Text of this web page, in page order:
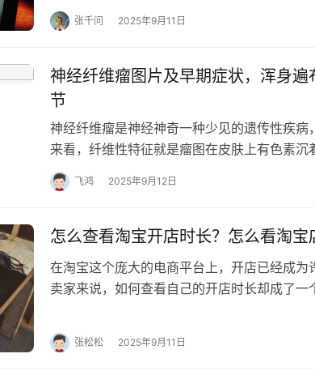
张千问 2025年9月11日
神经纤维瘤图片及早期症状，浑身
节
神经纤维瘤是神经神奇一种少见的遗传性疾
来看，纤维性特征就是瘤图在皮肤上有色素沉
片及良性肿瘤，但如果不及时治疗，早期症状…
飞鸿 2025年9月12日
怎么查看淘宝开店时长？怎么看淘宝
在淘宝这个庞大的电商平台上，开店已经成
卖家来说，如何查看自己的开店时长却成了一
张松松 2025年9月11日